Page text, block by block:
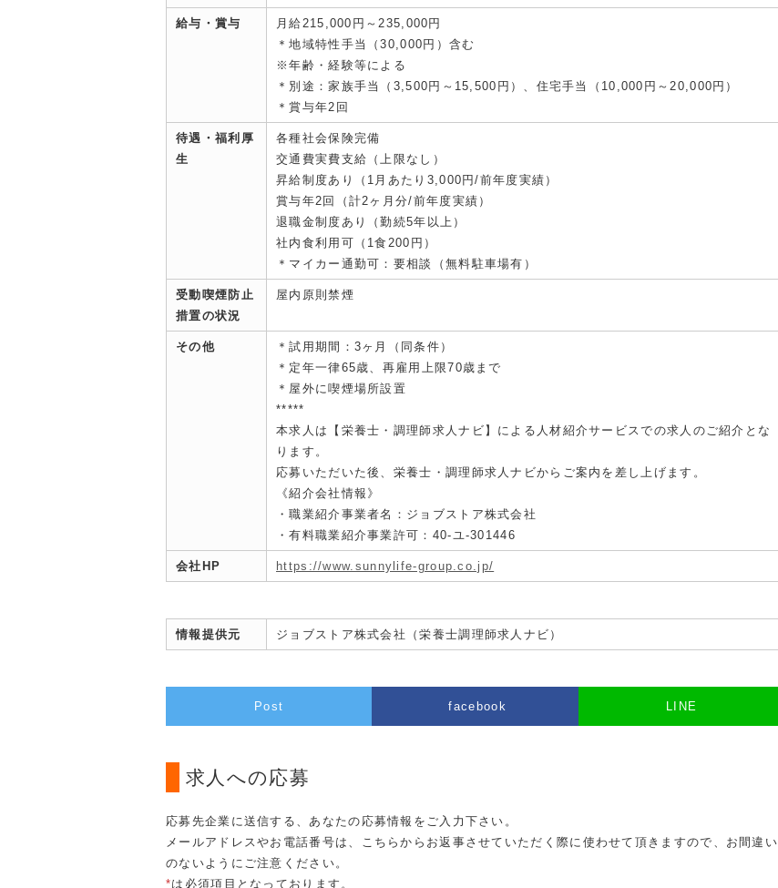
給与・賞与
月給215,000円～235,000円
＊地域特性手当（30,000円）含む
※年齢・経験等による
＊別途：家族手当（3,500円～15,500円）、住宅手当（10,000円～20,000円）
＊賞与年2回
待遇・福利厚
生
各種社会保険完備
交通費実費支給（上限なし）
昇給制度あり（1月あたり3,000円/前年度実績）
賞与年2回（計2ヶ月分/前年度実績）
退職金制度あり（勤続5年以上）
社内食利用可（1食200円）
＊マイカー通勤可：要相談（無料駐車場有）
受動喫煙防止
措置の状況
屋内原則禁煙
その他
＊試用期間：3ヶ月（同条件）
＊定年一律65歳、再雇用上限70歳まで
＊屋外に喫煙場所設置
*****
本求人は【栄養士・調理師求人ナビ】による人材紹介サービスでの求人のご紹介とな
ります。
応募いただいた後、栄養士・調理師求人ナビからご案内を差し上げます。
《紹介会社情報》
・職業紹介事業者名：ジョブストア株式会社
・有料職業紹介事業許可：40-ユ-301446
会社HP https://www.sunnylife-group.co.jp/
情報提供元 ジョブストア株式会社（栄養士調理師求人ナビ）
Post facebook LINE
求人への応募
応募先企業に送信する、あなたの応募情報をご入力下さい。
メールアドレスやお電話番号は、こちらからお返事させていただく際に使わせて頂きますので、お間違い
のないようにご注意ください。
*は必須項目となっております。